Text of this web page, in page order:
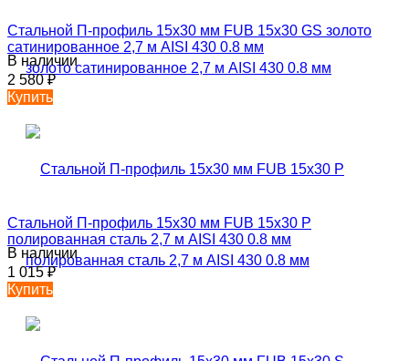
Стальной П-профиль 15х30 мм FUB 15х30 GS золото
сатинированное 2,7 м AISI 430 0.8 мм
В наличии
2 580₽
Купить
Стальной П-профиль 15х30 мм FUB 15х30 P
полированная сталь 2,7 м AISI 430 0.8 мм
В наличии
1 015₽
Купить